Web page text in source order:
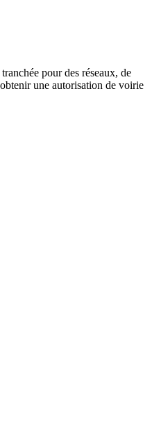
pour des réseaux, de
une autorisation de voirie